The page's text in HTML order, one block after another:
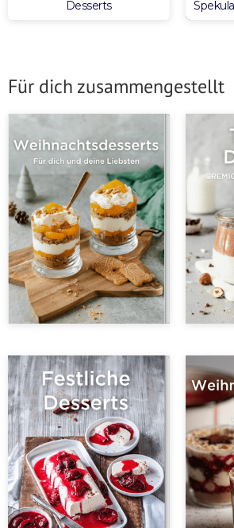
Desserts
Für dich zusammengestellt